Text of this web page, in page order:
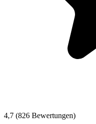
4,7 (826 Bewertungen)